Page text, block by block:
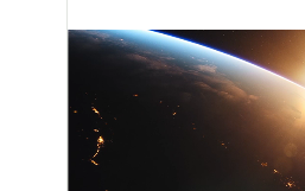
TELEFONE